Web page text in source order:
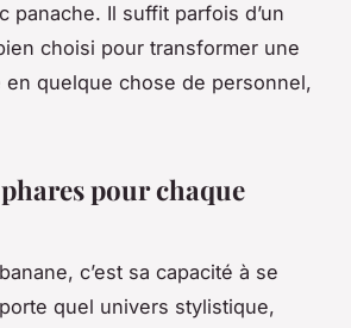
panache. Il suffit parfois d’un
choisi pour transformer une
en quelque chose de personnel,
pour chaque
c’est sa capacité à se
quel univers stylistique,